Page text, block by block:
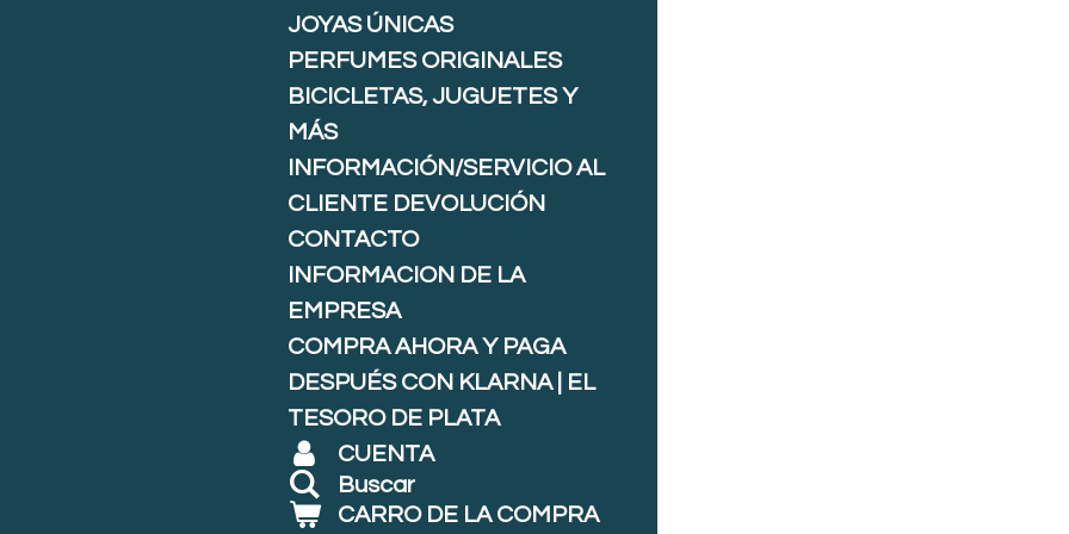
JOYAS ÚNICAS
PERFUMES ORIGINALES
BICICLETAS, JUGUETES Y
MÁS
INFORMACIÓN/SERVICIO AL
CLIENTE DEVOLUCIÓN
CONTACTO
INFORMACION DE LA
EMPRESA
COMPRA AHORA Y PAGA
DESPUÉS CON KLARNA | EL
TESORO DE PLATA
CUENTA
Buscar
CARRO DE LA COMPRA